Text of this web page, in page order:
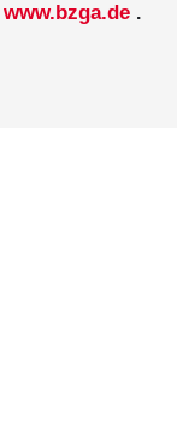
www.bzga.de .